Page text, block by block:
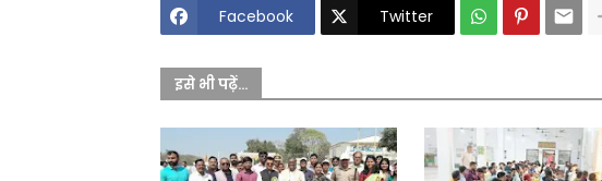
Facebook Twitter
इसे भी पढ़ें...